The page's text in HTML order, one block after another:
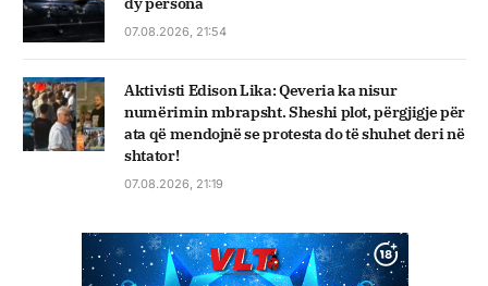
07.08.2026, 21:54
Aktivisti Edison Lika: Qeveria ka nisur
numërimin mbrapsht. Sheshi plot, përgjigje për
ata që mendojnë se protesta do të shuhet deri në
shtator!
07.08.2026, 21:19